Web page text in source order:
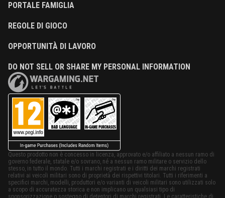
PORTALE FAMIGLIA
REGOLE DI GIOCO
OPPORTUNITÀ DI LAVORO
DO NOT SELL OR SHARE MY PERSONAL INFORMATION
Questo prodotto non è concesso in licenza, approvato e/o affiliato a nessun ramo di
governo federale, statale e/o sovrano, né a nessun ramo militare o servizio dello
stesso, in tutto il mondo. Tutti i marchi registrati e i diritti dei marchi registrati
relativi ai veicoli militari sono di proprietà dei rispettivi titolari. Tutti i riferimenti a
specifici marchi, modelli, produttori e/o varianti di veicoli militari sono utilizzati solo
a scopo di accuratezza storica e non implicano un qualsiasi tipo di
sponsorizzazione o sostegno di detentori di marchi registrati. Le caratteristiche di